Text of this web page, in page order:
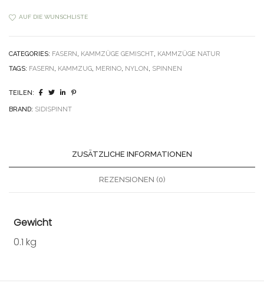
AUF DIE WUNSCHLISTE
CATEGORIES: FASERN, KAMMZÜGE GEMISCHT, KAMMZÜGE NATUR
TAGS: FASERN, KAMMZUG, MERINO, NYLON, SPINNEN
TEILEN:
BRAND: SIDISPINNT
ZUSÄTZLICHE INFORMATIONEN
REZENSIONEN (0)
Gewicht
0.1 kg